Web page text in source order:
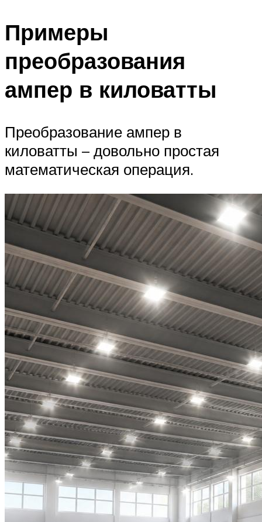
Примеры
преобразования
ампер в киловатты
Преобразование ампер в
киловатты – довольно простая
математическая операция.